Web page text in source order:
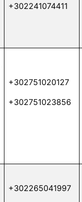
+302241074411
+302751020127
+302751023856
+302265041997